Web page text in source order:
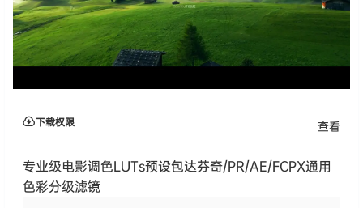
下载权限 查看
专业级电影调色LUTs预设包达芬奇/PR/AE/FCPX通用
色彩分级滤镜